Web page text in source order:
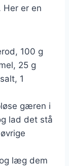
er en
100 g
25 g
1
gæren i
lad det stå
læg dem